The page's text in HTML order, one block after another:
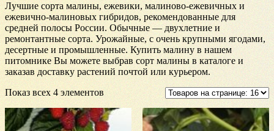
Лучшие сорта малины, ежевики, малиново-ежевичных и
ежевично-малиновых гибридов, рекомендованные для
средней полосы России. Обычные — двухлетние и
ремонтантные сорта. Урожайные, с очень крупными ягодами,
десертные и промышленные. Купить малину в нашем
питомнике Вы можете выбрав сорт малины в каталоге и
заказав доставку растений почтой или курьером.
Показ всех 4 элементов